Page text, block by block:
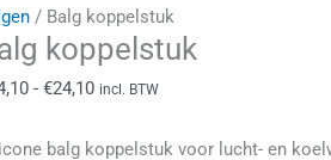
/ Balg koppelstuk
koppelstuk
- €24,10
€14,10
tot
€24,10
incl. BTW
balg koppelstuk voor lucht- en